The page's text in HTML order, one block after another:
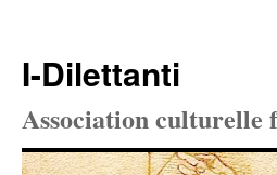
I-Dilettanti
Association